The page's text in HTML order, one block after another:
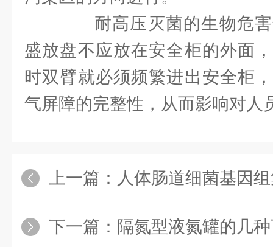
耐高压灭菌的生物危害
盛放盘不应放在安全柜的外面
时双臂就必须频繁进出安全柜
气屏障的完整性，从而影响对人
上一篇： 人体肠道细菌基因
下一篇： 隔氮型液氮罐的几